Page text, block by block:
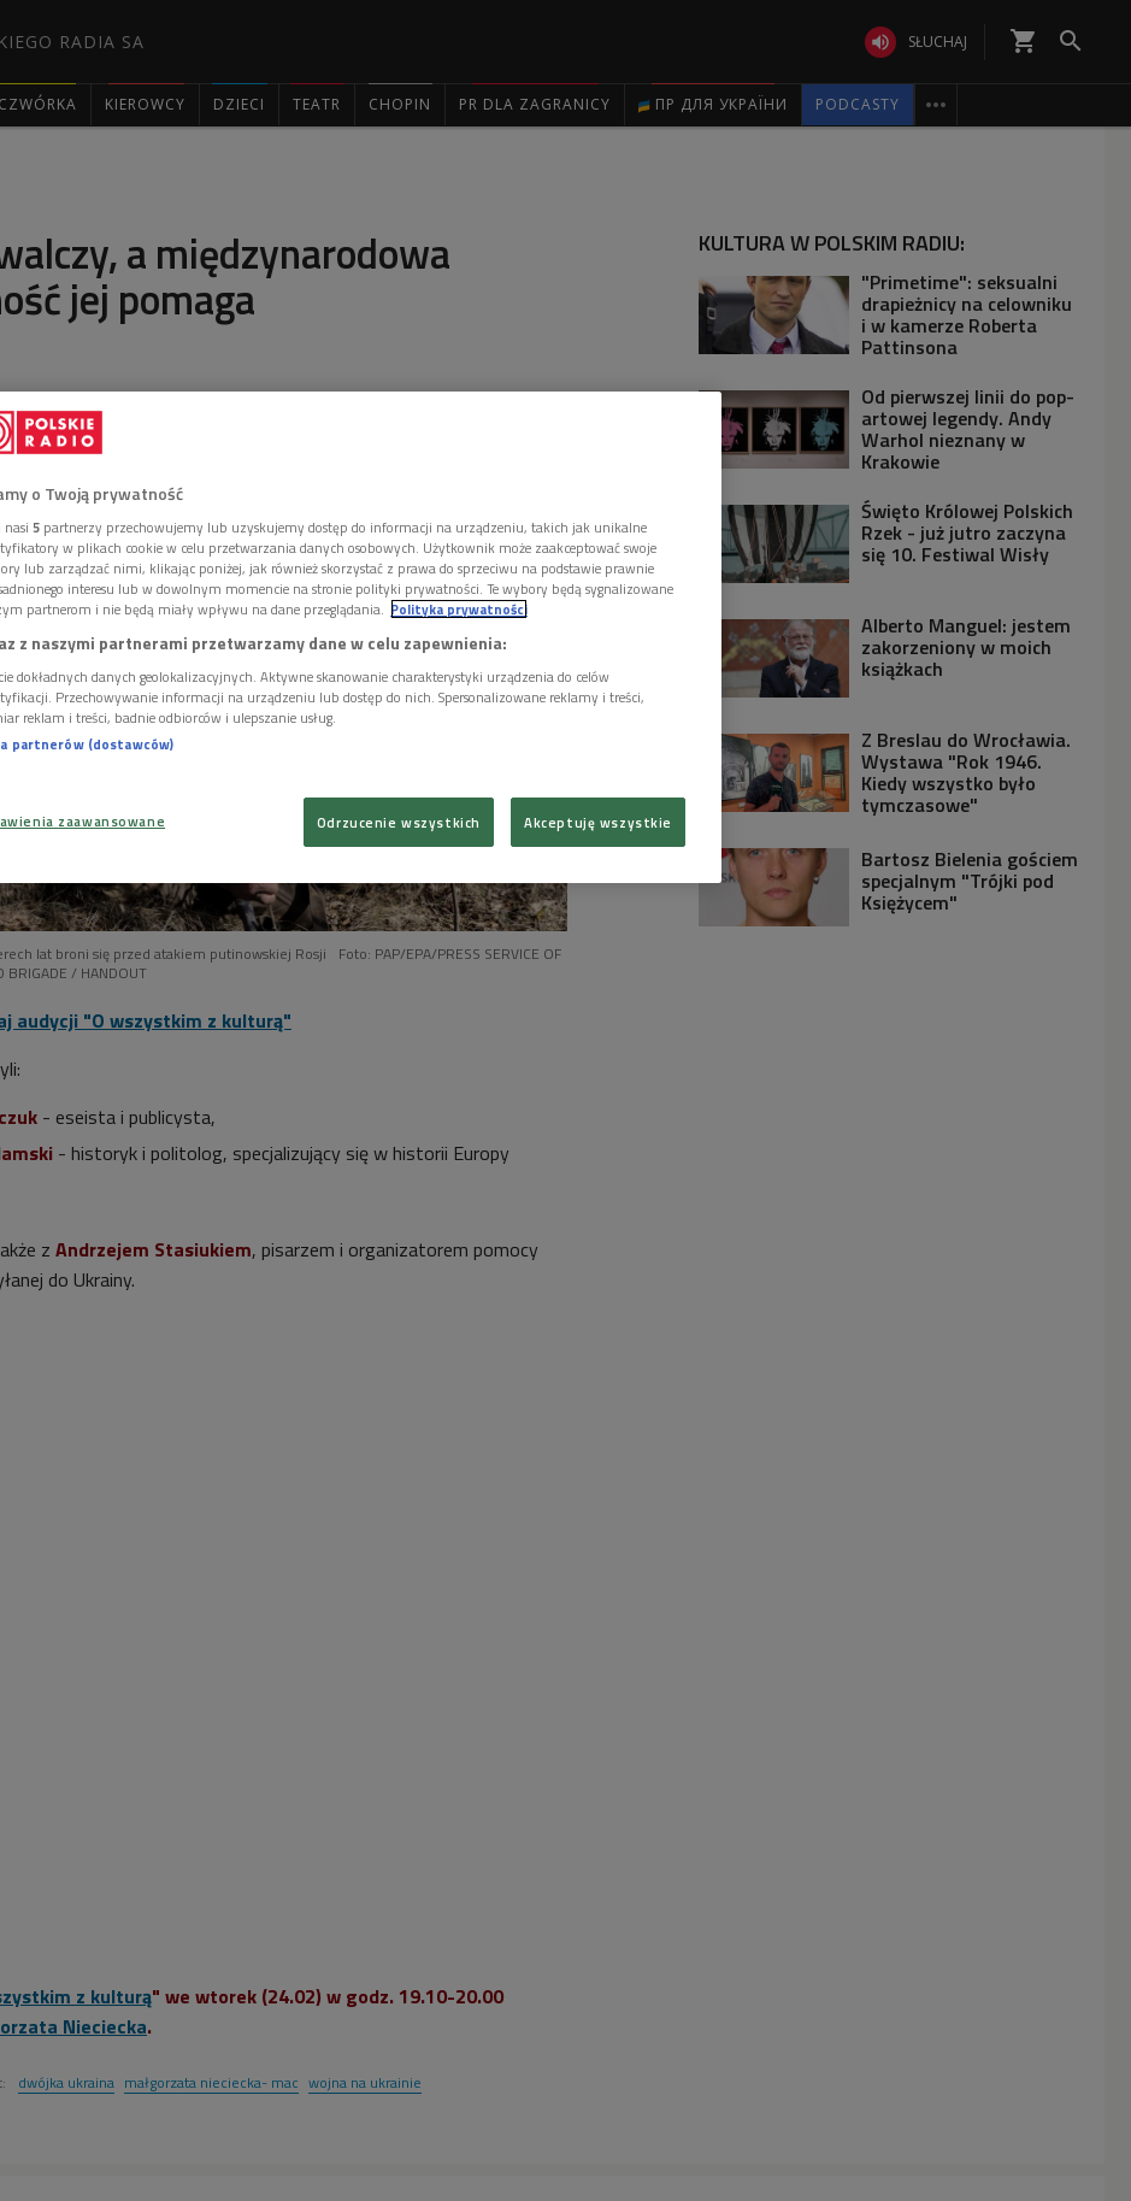
RADIA SA  SŁUCHAJ shopping_cart 
CZWÓRKA KIEROWCY DZIECI TEATR CHOPIN PR DLA ZAGRANICY ПР ДЛЯ УКРАЇНИ PODCASTY 
a międzynarodowa
jej pomaga
odkąd Rosja napadła na Krym, a cztery - od
na Ukrainę. W audycji "O wszystkim z kulturą"
solidarności z mieszkańcami Donbasu, Kijowa czy
pomocy i jej znaczeniu.
lat broni się przed atakiem putinowskiej Rosji
Foto: PAP/EPA/PRESS SERVICE OF
BRIGADE / HANDOUT
audycji "O wszystkim z kulturą"
- eseista i publicysta,
- historyk i politolog, specjalizujący się w historii Europy
z Andrzejem Stasiukiem, pisarzem i organizatorem pomocy
do Ukrainy.
z kulturą" we wtorek (24.02) w godz. 19.10-20.00
Nieciecka.
dwójka ukraina małgorzata nieciecka- mac wojna na ukrainie
KULTURA W POLSKIM RADIU:
"Primetime": seksualni
drapieżnicy na celowniku
i w kamerze Roberta
Pattinsona
Od pierwszej linii do pop-
artowej legendy. Andy
Warhol nieznany w
Krakowie
Święto Królowej Polskich
Rzek - już jutro zaczyna
się 10. Festiwal Wisły
Alberto Manguel: jestem
zakorzeniony w moich
książkach
Z Breslau do Wrocławia.
Wystawa "Rok 1946.
Kiedy wszystko było
tymczasowe"
Bartosz Bielenia gościem
specjalnym "Trójki pod
Księżycem"
o Twoją prywatność
nasi 5 partnerzy przechowujemy lub uzyskujemy dostęp do informacji na urządzeniu, takich jak unikalne
w plikach cookie w celu przetwarzania danych osobowych. Użytkownik może zaakceptować swoje
lub zarządzać nimi, klikając poniżej, jak również skorzystać z prawa do sprzeciwu na podstawie prawnie
interesu lub w dowolnym momencie na stronie polityki prywatności. Te wybory będą sygnalizowane
partnerom i nie będą miały wpływu na dane przeglądania. Polityka prywatności
z naszymi partnerami przetwarzamy dane w celu zapewnienia:
dokładnych danych geolokalizacyjnych. Aktywne skanowanie charakterystyki urządzenia do celów
Przechowywanie informacji na urządzeniu lub dostęp do nich. Spersonalizowane reklamy i treści,
reklam i treści, badnie odbiorców i ulepszanie usług.
partnerów (dostawców)
zaawansowane Odrzucenie wszystkich Akceptuję wszystkie